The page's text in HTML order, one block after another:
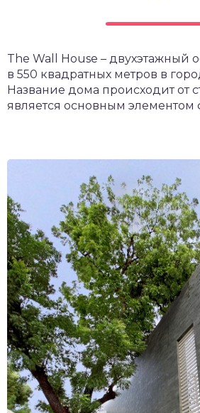
The Wall House – двухэтажный
в 550 квадратных метров в
Название дома происходит от
является основным элементом